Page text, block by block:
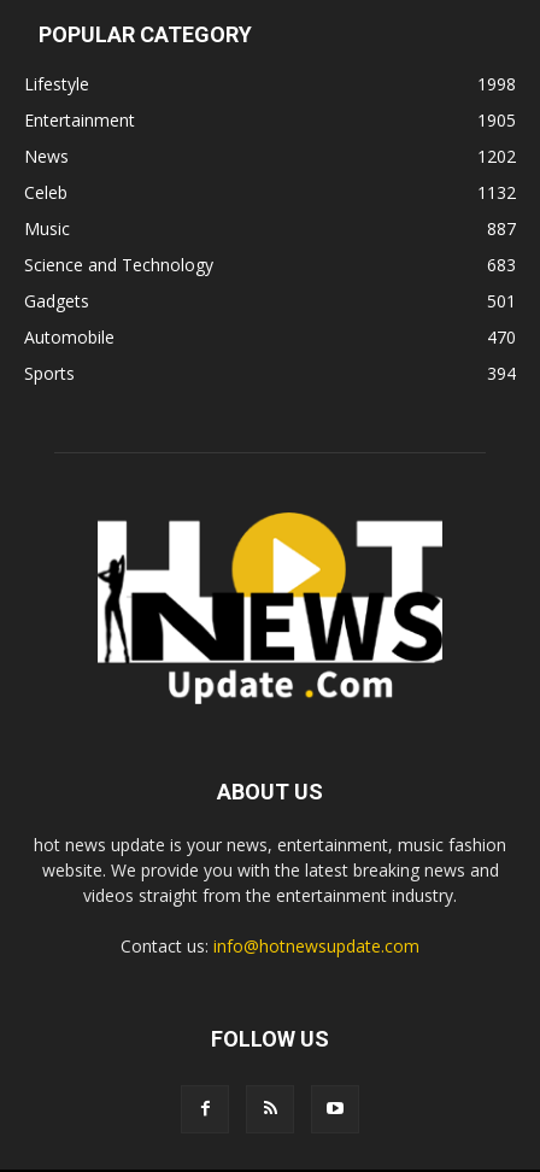
POPULAR CATEGORY
Lifestyle
1998
Entertainment
1905
News
1202
Celeb
1132
Music
887
Science and Technology
683
Gadgets
501
Automobile
470
Sports
394
ABOUT US
hot news update is your news, entertainment, music fashion
website. We provide you with the latest breaking news and
videos straight from the entertainment industry.
Contact us: info@hotnewsupdate.com
FOLLOW US